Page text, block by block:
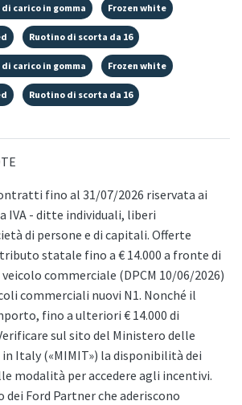
carico in gomma Frozen white
Ruotino di scorta da 16
carico in gomma Frozen white
Ruotino di scorta da 16
fino al 31/07/2026 riservata ai
IVA - ditte individuali, liberi
di persone e di capitali. Offerte
statale fino a € 14.000 a fronte di
commerciale (DPCM 10/06/2026)
commerciali nuovi N1. Nonché il
fino a ulteriori € 14.000 di
sul sito del Ministero delle
in Italy («MIMIT») la disponibilità dei
modalità per accedere agli incentivi.
Ford Partner che aderiscono